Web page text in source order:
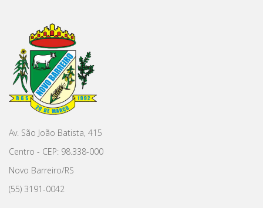
Av. São João Batista, 415
Centro - CEP: 98.338-000
Novo Barreiro/RS
(55) 3191-0042